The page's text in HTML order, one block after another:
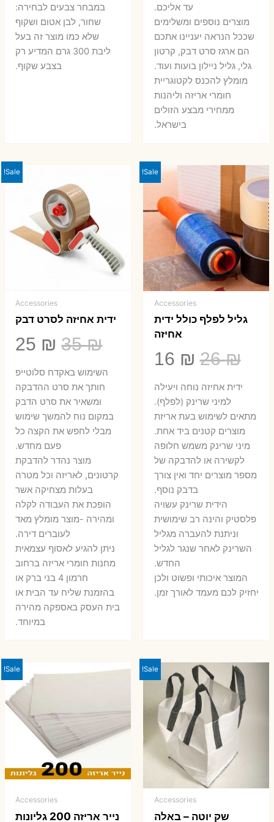
עד אליכם.
מוצרים נוספים ומשלימים
שככל הנראה יעניינו אתכם
הם ארגז סרט דבק, קרטון
גלי, גליל ניילון בועות ועוד.
מומלץ להכנס לקטוגריית
חומרי אריזה וליהנות
ממחירי מבצע הזולים
בישראל.
במבחר צבעים לבחירה:
שחור, לבן אטום ושקוף
שלא כמו מוצר זה בעל
ליבת 300 גרם המדיע רק
בצבע שקוף.
Sale!
Accessories
גליל לפלף כולל ידית
אחיזה
26₪
המחיר
המקורי
היה:
26 ₪.
16 ₪
הנוכחי
ידית אחיזה נוחה ויעילה
למיני שרינק (לפלף).
מתאים לשימוש בעת אריזת
מוצרים קטנים ביד אחת.
​מיני שרינק משמש חלופה
לקשירה או להדבקה של
מספר מוצרים יחד ואין צורך
בדבק נוסף.
הידית שרינק עשויה
פלסטיק והינה רב שימושית
וניתנת להעברה מגליל
השרינק לאחר שנגר לגליל
החדש.
המוצר איכותי ופשוט ולכן
יחזיק לכם מעמד לאורך זמן.
Sale!
Accessories
ידית אחיזה לסרט דבק
35₪
המחיר
המקורי
היה:
35 ₪.
25 ₪
₪.
השימוש באקדח סלוטייפ
חותך את סרט ההדבקה
ומשאיר את סרט הדבק
במקום נוח להמשך שימוש
מבלי לחפש את הקצה כל
פעם מחדש.
מוצר נהדר להדבקת
קרטונים, לאריזה וכל מטרה
בעלות מצחיקה אשר
הופכת את העבודה לקלה
ומהירה -מוצר מומלץ מאד
לעוברים דירה.
ניתן להגיע לאסוף עצמאית
מחנות חומרי אריזה ברחוב
חרמון 4 בני ברק או
בהזמנת שליח עד הבית או
בית העסק באספקה מהירה
במיוחד.
Sale!
Accessories
שק יוטה – באלה
Sale!
Accessories
נייר אריזה 200 גליונות